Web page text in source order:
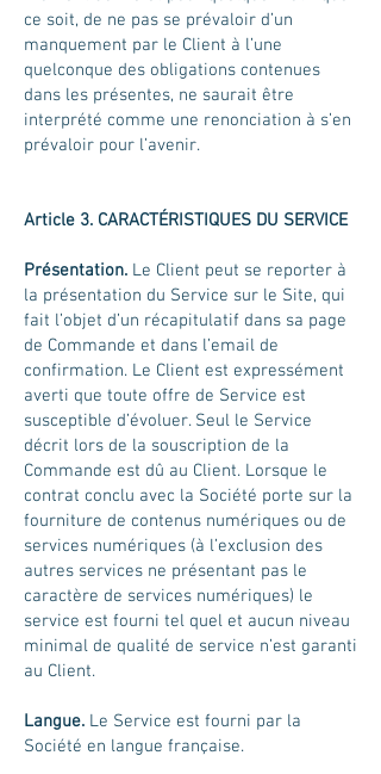
ce soit, de ne pas se prévaloir d’un
manquement par le Client à l’une
quelconque des obligations contenues
dans les présentes, ne saurait être
interprété comme une renonciation à s’en
prévaloir pour l’avenir.
Article 3. CARACTÉRISTIQUES DU SERVICE
Présentation. Le Client peut se reporter à
la présentation du Service sur le Site, qui
fait l’objet d’un récapitulatif dans sa page
de Commande et dans l’email de
confirmation. Le Client est expressément
averti que toute offre de Service est
susceptible d’évoluer. Seul le Service
décrit lors de la souscription de la
Commande est dû au Client. Lorsque le
contrat conclu avec la Société porte sur la
fourniture de contenus numériques ou de
services numériques (à l’exclusion des
autres services ne présentant pas le
caractère de services numériques) le
service est fourni tel quel et aucun niveau
minimal de qualité de service n’est garanti
au Client.
Langue. Le Service est fourni par la
Société en langue française.